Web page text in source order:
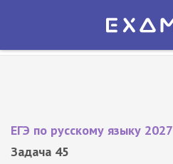
Экзамер — ЕГЭ 2027
ЕГЭ по русскому языку 2027
Задача 45